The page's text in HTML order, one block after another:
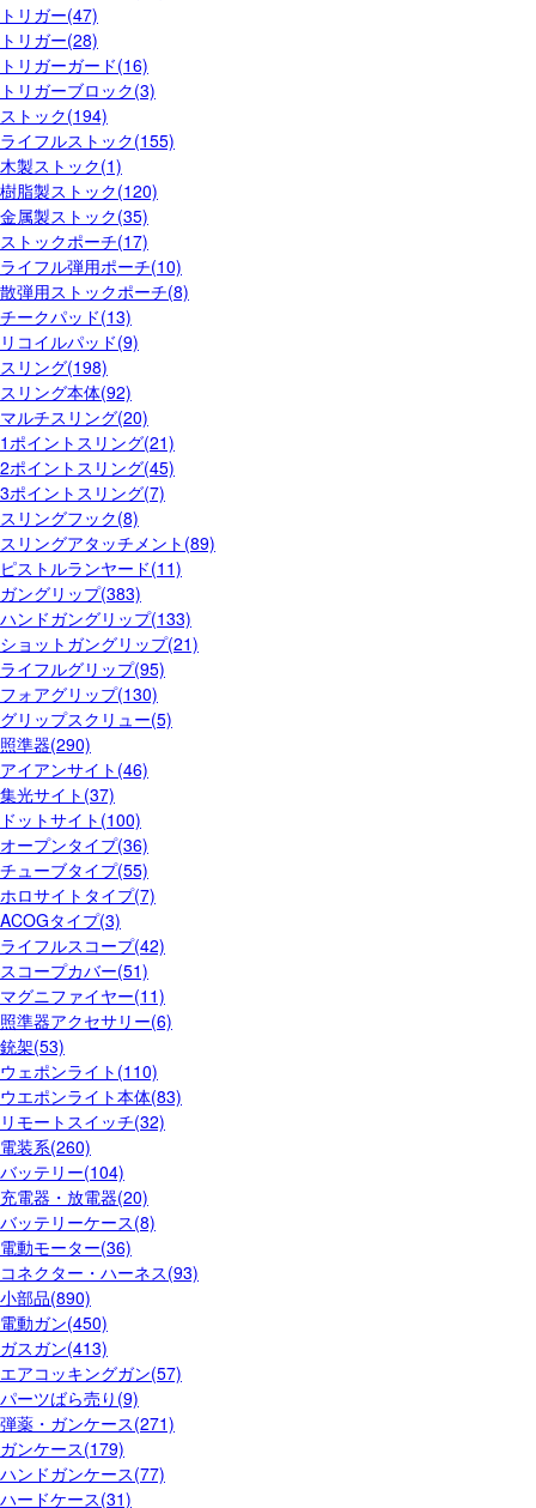
トリガー(47)
トリガー(28)
トリガーガード(16)
トリガーブロック(3)
ストック(194)
ライフルストック(155)
木製ストック(1)
樹脂製ストック(120)
金属製ストック(35)
ストックポーチ(17)
ライフル弾用ポーチ(10)
散弾用ストックポーチ(8)
チークパッド(13)
リコイルパッド(9)
スリング(198)
スリング本体(92)
マルチスリング(20)
1ポイントスリング(21)
2ポイントスリング(45)
3ポイントスリング(7)
スリングフック(8)
スリングアタッチメント(89)
ピストルランヤード(11)
ガングリップ(383)
ハンドガングリップ(133)
ショットガングリップ(21)
ライフルグリップ(95)
フォアグリップ(130)
グリップスクリュー(5)
照準器(290)
アイアンサイト(46)
集光サイト(37)
ドットサイト(100)
オープンタイプ(36)
チューブタイプ(55)
ホロサイトタイプ(7)
ACOGタイプ(3)
ライフルスコープ(42)
スコープカバー(51)
マグニファイヤー(11)
照準器アクセサリー(6)
銃架(53)
ウェポンライト(110)
ウエポンライト本体(83)
リモートスイッチ(32)
電装系(260)
バッテリー(104)
充電器・放電器(20)
バッテリーケース(8)
電動モーター(36)
コネクター・ハーネス(93)
小部品(890)
電動ガン(450)
ガスガン(413)
エアコッキングガン(57)
パーツばら売り(9)
弾薬・ガンケース(271)
ガンケース(179)
ハンドガンケース(77)
ハードケース(31)